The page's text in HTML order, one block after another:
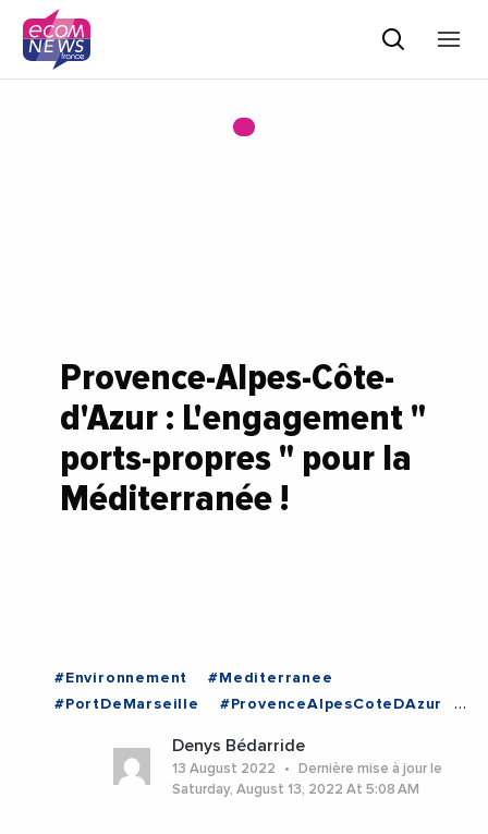
Provence-Alpes-Côte-
d'Azur : L'engagement "
ports-propres " pour la
Méditerranée !
#Environnement
#Mediterranee
#PortDeMarseille
#ProvenceAlpesCoteDAzur
#RenaudMuselier
Denys Bédarride
13 August 2022
Dernière mise à jour le
Saturday, August 13, 2022 At 5:08 AM